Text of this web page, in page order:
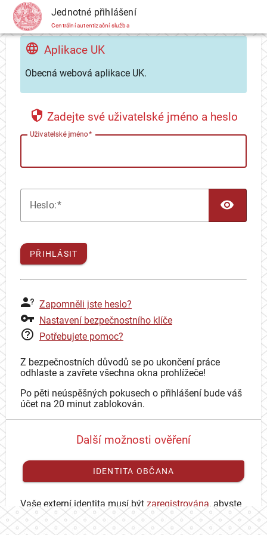
CAS Jednotné přihlášení
Centrální autentizační služba
Aplikace UK
Obecná webová aplikace UK.
Zadejte své uživatelské jméno a heslo
Uživatelské jméno
Heslo:
PŘIHLÁSIT
Zapomněli jste heslo?
Nastavení bezpečnostního klíče
Potřebujete pomoc?
Z bezpečnostních důvodů se po ukončení práce
odhlaste a zavřete všechna okna prohlížeče!
Po pěti neúspěšných pokusech o přihlášení bude váš
účet na 20 minut zablokován.
Další možnosti ověření
IDENTITA OBČANA
Vaše externí identita musí být zaregistrována, abyste
se mohli přihlásit ke svému CAS účtu.